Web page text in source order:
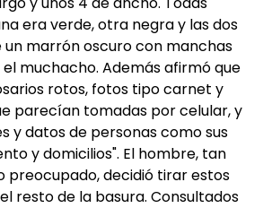
era verde, otra negra y las dos
marrón oscuro con manchas
muchacho. Además afirmó que
rotos, fotos tipo carnet y
parecían tomadas por celular, y
y datos de personas como sus
y domicilios". El hombre, tan
preocupado, decidió tirar estos
resto de la basura. Consultados